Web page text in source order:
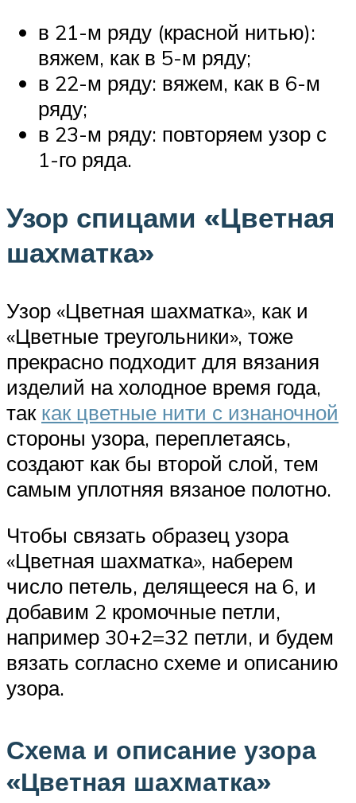
в 21-м ряду (красной нитью):
вяжем, как в 5-м ряду;
в 22-м ряду: вяжем, как в 6-м
ряду;
в 23-м ряду: повторяем узор с
1-го ряда.
Узор спицами «Цветная
шахматка»
Узор «Цветная шахматка», как и
«Цветные треугольники», тоже
прекрасно подходит для вязания
изделий на холодное время года,
так как цветные нити с изнаночной
стороны узора, переплетаясь,
создают как бы второй слой, тем
самым уплотняя вязаное полотно.
Чтобы связать образец узора
«Цветная шахматка», наберем
число петель, делящееся на 6, и
добавим 2 кромочные петли,
например 30+2=32 петли, и будем
вязать согласно схеме и описанию
узора.
Схема и описание узора
«Цветная шахматка»